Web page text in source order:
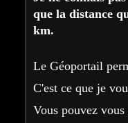
que la distance
km.
Le Géoportail
C'est ce que je
Vous pouvez